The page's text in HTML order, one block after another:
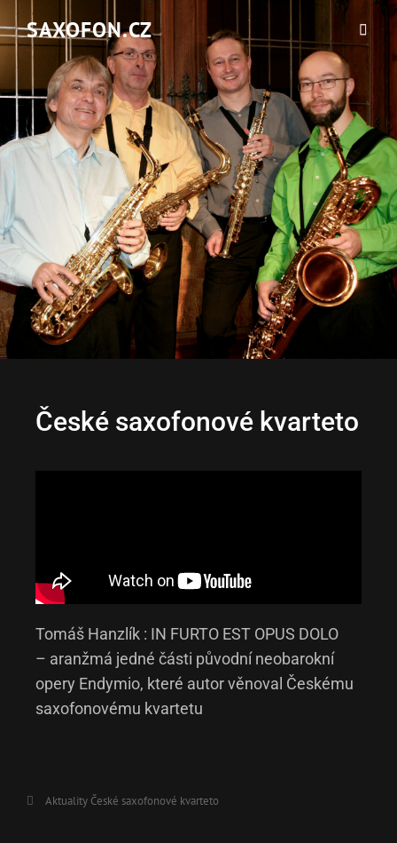
SAXOFON.CZ
České saxofonové kvarteto
Tomáš Hanzlík : IN FURTO EST OPUS DOLO
– aranžmá jedné části původní neobarokní
opery Endymio, které autor věnoval Českému
saxofonovému kvartetu
Aktuality České saxofonové kvarteto